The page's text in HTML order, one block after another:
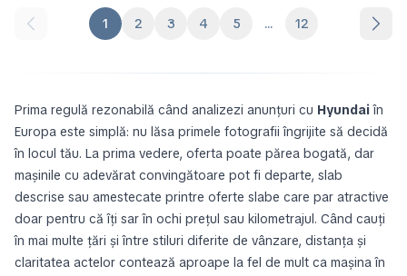
1 2 3 4 5 ... 12
Prima regulă rezonabilă când analizezi anunțuri cu Hyundaiîn
Europa este simplă: nu lăsa primele fotografii îngrijite să decidă
în locul tău. La prima vedere, oferta poate părea bogată, dar
mașinile cu adevărat convingătoare pot fi departe, slab
descrise sau amestecate printre oferte slabe care par atractive
doar pentru că îți sar în ochi prețul sau kilometrajul. Când cauți
în mai multe țări și între stiluri diferite de vânzare, distanța și
claritatea actelor contează aproape la fel de mult ca mașina în